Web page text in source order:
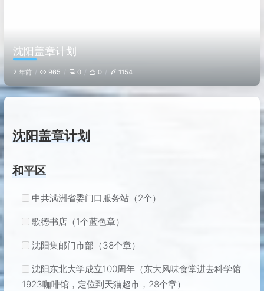
沈阳盖章计划
2 年前 965 0 0 1154
沈阳盖章计划
和平区
中共满洲省委门口服务站（2个）
歌德书店（1个蓝色章）
沈阳集邮门市部（38个章）
沈阳东北大学成立100周年（东大风味食堂进去科学馆
1923咖啡馆，定位到天猫超市，28个章）